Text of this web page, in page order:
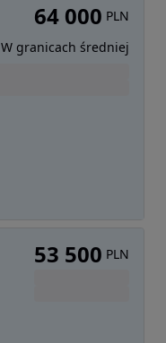
64 000 PLN
W granicach średniej
53 500 PLN